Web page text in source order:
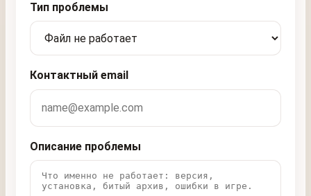
Тип проблемы
Контактный email
Описание проблемы